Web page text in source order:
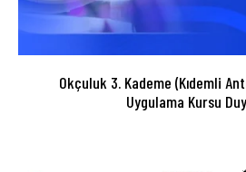
Okçuluk 3. Kademe (Kıdemli
Uygulama Kursu